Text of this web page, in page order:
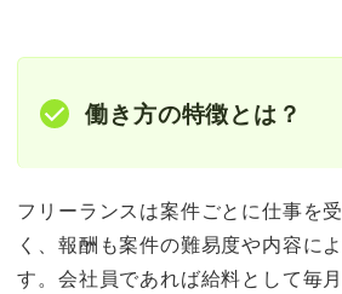
働き方の特徴とは？
フリーランスは案件ごとに仕事を
く、報酬も案件の難易度や内容に
す。会社員であれば給料として毎